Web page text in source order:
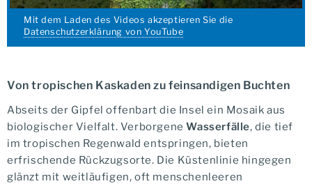
Mit dem Laden des Videos akzeptieren Sie die
Datenschutzerklärung von YouTube
Von tropischen Kaskaden zu feinsandigen Buchten
Abseits der Gipfel offenbart die Insel ein Mosaik aus
biologischer Vielfalt. VerborgeneWasserfälle, die tief
im tropischen Regenwald entspringen, bieten
erfrischende Rückzugsorte. Die Küstenlinie hingegen
glänzt mit weitläufigen, oft menschenleeren